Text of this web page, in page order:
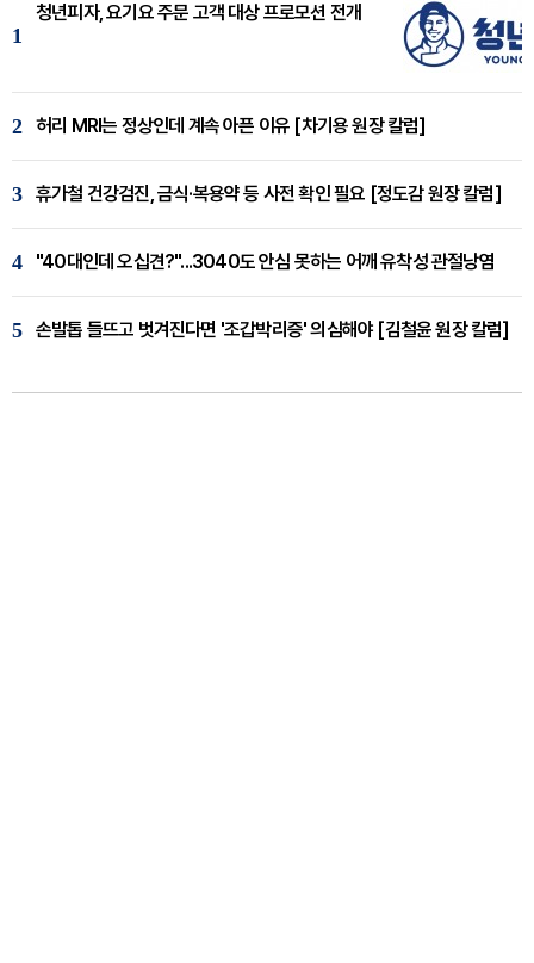
1
청년피자, 요기요 주문 고객 대상 프로모션 전개
2 허리 MRI는 정상인데 계속 아픈 이유 [차기용 원장 칼럼]
3 휴가철 건강검진, 금식·복용약 등 사전 확인 필요 [정도감 원장 칼럼]
4 "40대인데 오십견?"...3040도 안심 못하는 어깨 유착성 관절낭염
5 손발톱 들뜨고 벗겨진다면 '조갑박리증' 의심해야 [김철윤 원장 칼럼]